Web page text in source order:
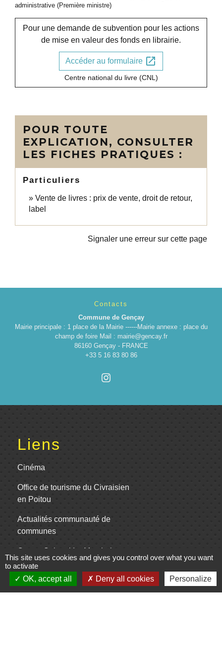
administrative (Première ministre)
Pour une demande de subvention pour les actions
de mise en valeur des fonds en librairie.
Accéder au formulaire open_in_new
Centre national du livre (CNL)
POUR TOUTE
EXPLICATION, CONSULTER
LES FICHES PRATIQUES :
Particuliers
Vente de livres : prix de vente, droit de retour,
label
Signaler une erreur sur cette page
Contacts
Commune de Gençay
Mairie principale : 1 place de la Mairie ------Mairie annexe : place du
champ de foire Mail : mairie@gencay.fr
86160 Gençay - FRANCE
+33 5 16 83 80 86
Liens
Cinéma
Office de tourisme du Civraisien
en Poitou
Actualités communauté de
communes
Centre Culturel La Marchoise
C.P.A. Lathus
This site uses cookies and gives you control over what you want
to activate
OK, accept all
Deny all cookies Personalize